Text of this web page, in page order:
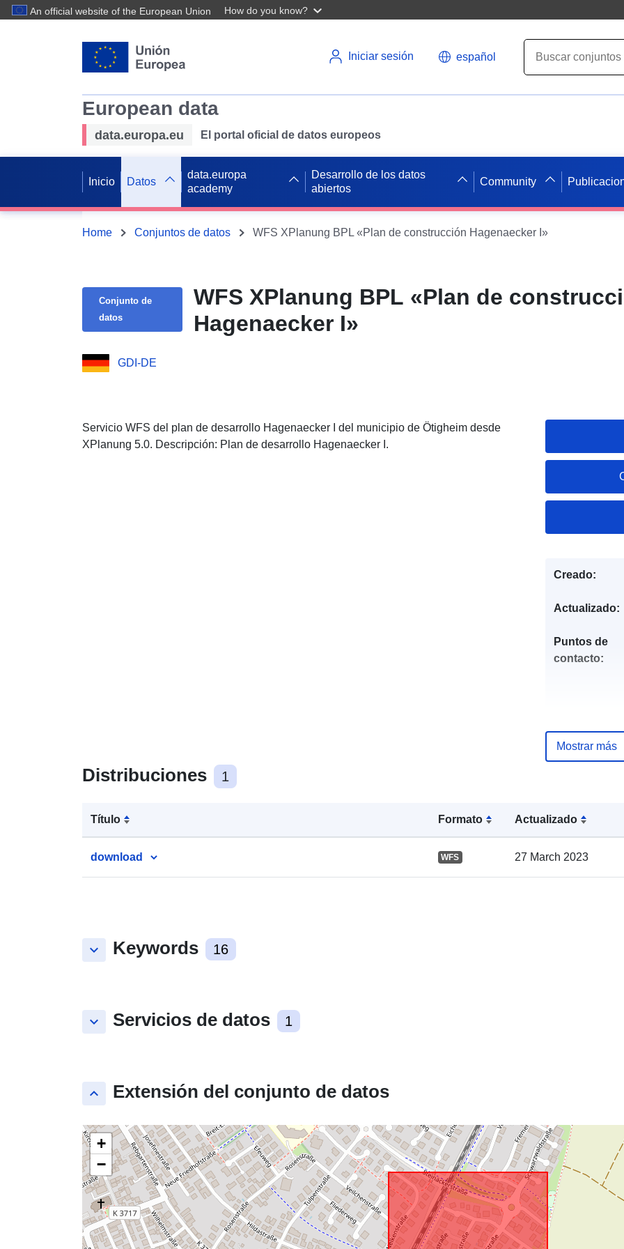
An official website of the European Union How do you know?
Iniciar sesión español
European data
data.europa.eu El portal oficial de datos europeos
Inicio Datos
data.europa
academy
Desarrollo de los datos
abiertos
Community
Home Conjuntos de datos WFS XPlanung BPL «Plan de construcción Hagenaecker I»
Conjunto de
datos
WFS XPlanung BPL «Plan de
Hagenaecker I»
GDI-DE
Servicio WFS del plan de desarrollo Hagenaecker I del municipio de Ötigheim desde
XPlanung 5.0. Descripción: Plan de desarrollo Hagenaecker I.
Distribuciones 1
Título Formato Actualizado
download WFS 27 March 2023
keyboard_arrow_down Keywords 16
keyboard_arrow_down Servicios de datos 1
keyboard_arrow_up Extensión del conjunto de datos
+
−
Creado:
Actualizado:
Puntos de
contacto:
Espacial:
Mostrar más